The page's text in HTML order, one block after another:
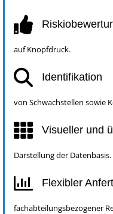
auf Knopfdruck.
Identifikation
von Schwachstellen sowie
Visueller und
Darstellung der Datenbasis.
Flexibler
fachabteilungsbezogener